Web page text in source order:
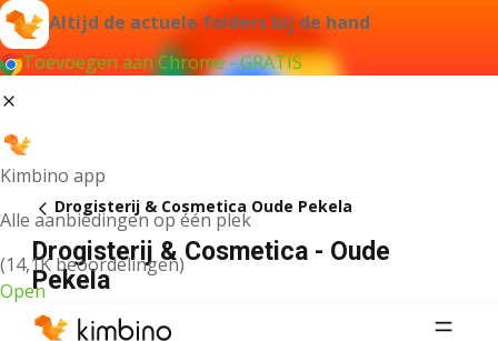
Altijd de actuele folders bij de hand
Toevoegen aan Chrome - GRATIS
Kimbino app
Alle aanbiedingen op één plek
(14,1K beoordelingen)
Open
Drogisterij & Cosmetica Oude Pekela
Drogisterij & Cosmetica - Oude
Pekela